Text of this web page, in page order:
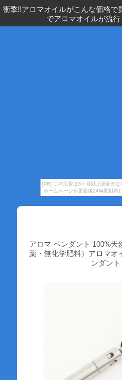
[PR] この広告は3ヶ月以上更新がな
ホームページを更新後24時間以内
衝撃!!アロマオイルがこんな価格で
でアロマオイルが流
アロマ ペンダント 100%天
薬・無化学肥料）アロマオ
ンダント